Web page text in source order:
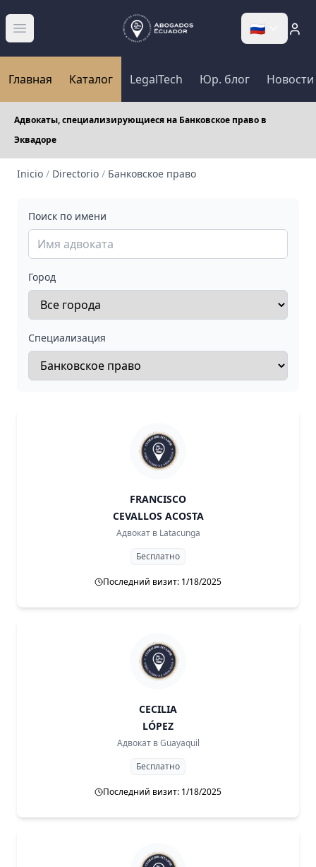
Abrir menú 🇷🇺
Главная Каталог LegalTech Юр. блог Новости
Адвокаты, специализирующиеся на Банковское право в
Эквадоре
Inicio / Directorio / Банковское право
Поиск по имени
Город
Специализация
FRANCISCO
CEVALLOS ACOSTA
Адвокат в Latacunga
Бесплатно
Последний визит: 1/18/2025
CECILIA
LÓPEZ
Адвокат в Guayaquil
Бесплатно
Последний визит: 1/18/2025